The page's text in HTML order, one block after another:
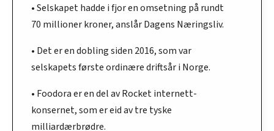
• Selskapet hadde i fjor en omsetning på rundt
70 millioner kroner, anslår Dagens Næringsliv.
• Det er en dobling siden 2016, som var
selskapets første ordinære driftsår i Norge.
• Foodora er en del av Rocket internett-
konsernet, som er eid av tre tyske
milliardærbrødre.